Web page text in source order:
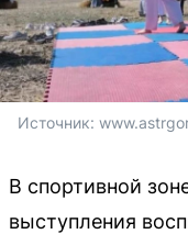
Источник:
В спортивной
выступления